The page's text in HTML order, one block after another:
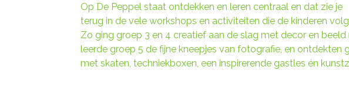
Op De Peppel staat ontdekken en leren centraal en dat zie je
terug in de vele workshops en activiteiten die de kinderen
Zo ging groep 3 en 4 creatief aan de slag met decor en beeld
leerde groep 5 de fijne kneepjes van fotografie, en ontdekten
met skaten, techniekboxen, een inspirerende gastles én